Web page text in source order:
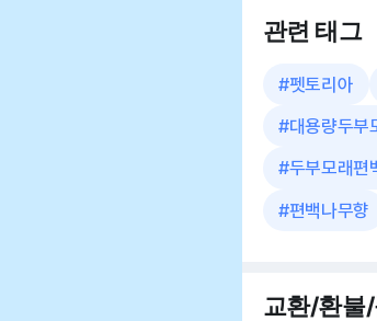
관련 태그
#펫토리아
#대용량두부
#두부모래편
#편백나무향
교환/환불